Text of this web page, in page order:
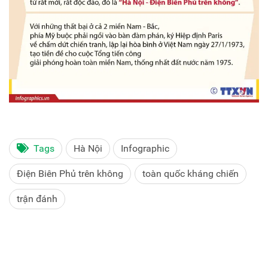
Tags Hà Nội Infographic
Điện Biên Phủ trên không toàn quốc kháng chiến
trận đánh